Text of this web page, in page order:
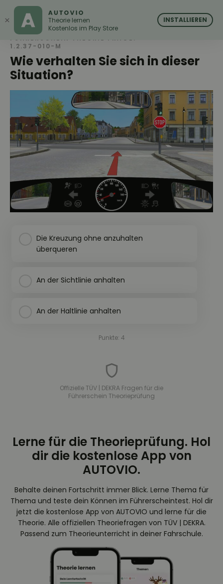
AUTOVIO
Wie verhalten Sie sich in dieser
Situation?
FÜHRERSCHEIN THEORIE FRAGE:
1.2.37-010-M
Die Kreuzung ohne anzuhalten
überqueren
An der Sichtlinie anhalten
An der Haltlinie anhalten
Punkte: 4
Offizielle TÜV | DEKRA Fragen für die
Führerschein Theorieprüfung
Lerne für die Theorieprüfung. Hol
dir die kostenlose App von
AUTOVIO.
Behalte deinen Fortschritt immer Blick. Lerne Thema für
Thema und teste dein Können im Führerscheintest. Hol dir
jetzt die kostenlose App von AUTOVIO und lerne für die
Theorie. Alle offiziellen Theoriefragen von TÜV | DEKRA.
Passend zum Theorieunterricht in deiner Fahrschule.
× AUTOVIO
Theorie lernen
Kostenlos im Play Store
INSTALLIEREN